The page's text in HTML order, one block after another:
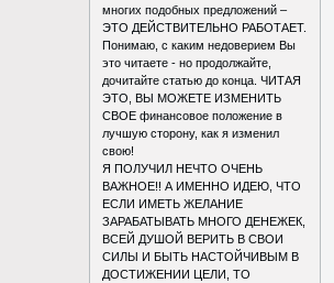
многих подобных предложений –
ЭТО ДЕЙСТВИТЕЛЬНО РАБОТАЕТ.
Понимаю, с каким недоверием Вы
это читаете - но продолжайте,
дочитайте статью до конца. ЧИТАЯ
ЭТО, ВЫ МОЖЕТЕ ИЗМЕНИТЬ
СВОЕ финансовое положение в
лучшую сторону, как я изменил
свою!
Я ПОЛУЧИЛ НЕЧТО ОЧЕНЬ
ВАЖНОЕ!! А ИМЕННО ИДЕЮ, ЧТО
ЕСЛИ ИМЕТЬ ЖЕЛАНИЕ
ЗАРАБАТЫВАТЬ МНОГО ДЕНЕЖЕК,
ВСЕЙ ДУШОЙ ВЕРИТЬ В СВОИ
СИЛЫ И БЫТЬ НАСТОЙЧИВЫМ В
ДОСТИЖЕНИИ ЦЕЛИ, ТО